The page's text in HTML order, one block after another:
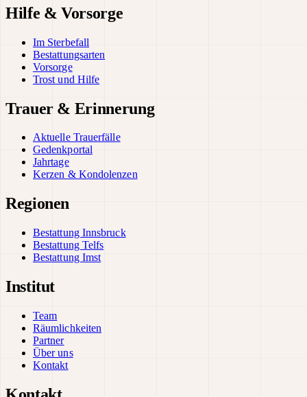
Hilfe & Vorsorge
Im Sterbefall
Bestattungsarten
Vorsorge
Trost und Hilfe
Trauer & Erinnerung
Aktuelle Trauerfälle
Gedenkportal
Jahrtage
Kerzen & Kondolenzen
Regionen
Bestattung Innsbruck
Bestattung Telfs
Bestattung Imst
Institut
Team
Räumlichkeiten
Partner
Über uns
Kontakt